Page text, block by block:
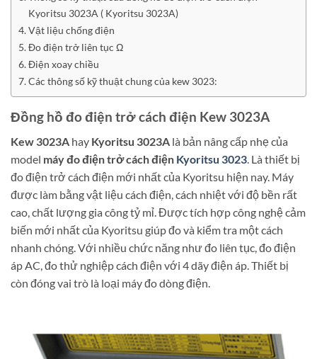
Kyoritsu 3023A ( Kyoritsu 3023A)
Vật liệu chống điện
Đo điện trở liên tục Ω
Điện xoay chiều
Các thông số kỹ thuật chung của kew 3023:
Đồng hồ đo điện trở cách điện Kew 3023A
Kew 3023A hay Kyoritsu 3023A là bản nâng cấp nhẹ của
model máy đo điện trở cách điện Kyoritsu 3023. Là thiết bị
đo điện trở cách điện mới nhất của Kyoritsu hiện nay. Máy
được làm bằng vật liệu cách điện, cách nhiệt với độ bền rất
cao, chất lượng gia công tỷ mỉ. Được tích hợp công nghệ cảm
biến mới nhất của Kyoritsu giúp đo và kiểm tra một cách
nhanh chóng. Với nhiều chức năng như đo liên tục, đo điện
áp AC, đo thử nghiệp cách điện với 4 dãy điện áp. Thiết bị
còn đóng vai trò là loại máy đo dòng điện.